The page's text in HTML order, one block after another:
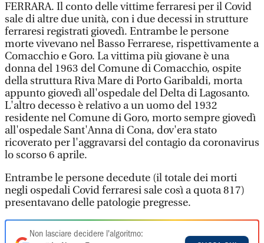
FERRARA. Il conto delle vittime ferraresi per il Covid
sale di altre due unità, con i due decessi in strutture
ferraresi registrati giovedì. Entrambe le persone
morte vivevano nel Basso Ferrarese, rispettivamente a
Comacchio e Goro. La vittima più giovane è una
donna del 1963 del Comune di Comacchio, ospite
della struttura Riva Mare di Porto Garibaldi, morta
appunto giovedì all'ospedale del Delta di Lagosanto.
L'altro decesso è relativo a un uomo del 1932
residente nel Comune di Goro, morto sempre giovedì
all'ospedale Sant'Anna di Cona, dov'era stato
ricoverato per l'aggravarsi del contagio da coronavirus
lo scorso 6 aprile.
Entrambe le persone decedute (il totale dei morti
negli ospedali Covid ferraresi sale così a quota 817)
presentavano delle patologie pregresse.
Non lasciare decidere l'algoritmo: